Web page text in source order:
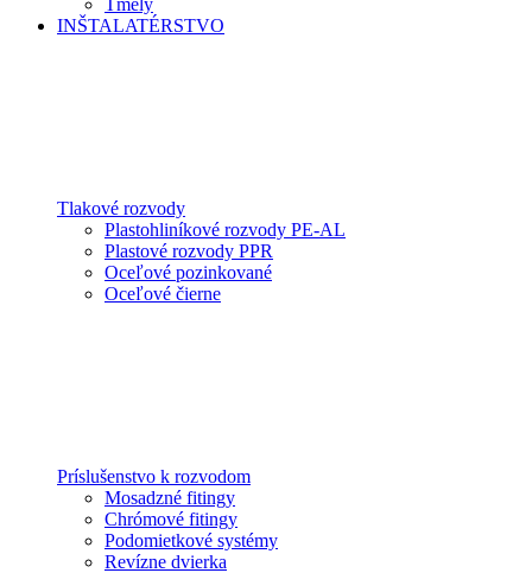
Tmely
INŠTALATÉRSTVO
Tlakové rozvody
Plastohliníkové rozvody PE-AL
Plastové rozvody PPR
Oceľové pozinkované
Oceľové čierne
Príslušenstvo k rozvodom
Mosadzné fitingy
Chrómové fitingy
Podomietkové systémy
Revízne dvierka